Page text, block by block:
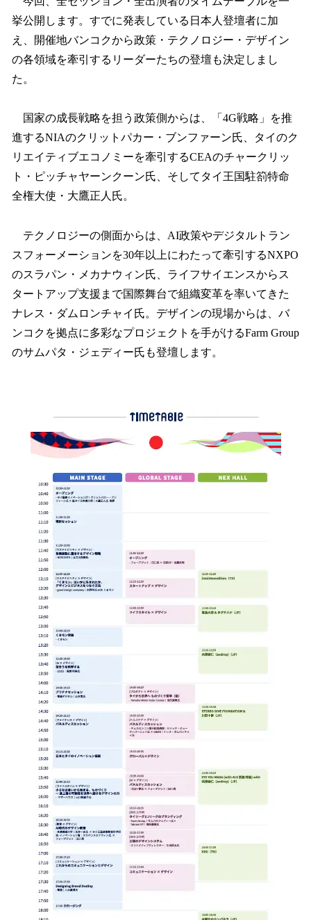
挙公開します。すでに発表している日本人登壇者に加
え、開催地バンコクから政策・テクノロジー・デザイン
の各領域を牽引するリーダーたちの登壇も決定しまし
た。
国家の成長戦略を担う政策側からは、「4G戦略」を推
進するNIAのクリットパカー・ブンファーン氏、タイのク
リエイティブエコノミーを牽引するCEAのチャークリッ
ト・ピッチャヤーンクーン氏、そしてタイ王国駐箚特命
全権大使・大鷹正人氏。
テクノロジーの側面からは、AI政策やデジタルトラン
スフォーメーションを30年以上にわたって牽引するNXPO
のスラパン・メカナウィン氏、ライフサイエンスからス
タートアップ支援まで国際舞台で組織変革を率いてきた
ナレス・ダムロンチャイ氏。デザインの現場からは、バ
ンコクを拠点に多彩なプロジェクトを手がけるFarm Group
のサムパタ・ジェディー氏も登壇します。